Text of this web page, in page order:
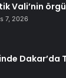
Vali’nin
7, 2026
Dakar’da